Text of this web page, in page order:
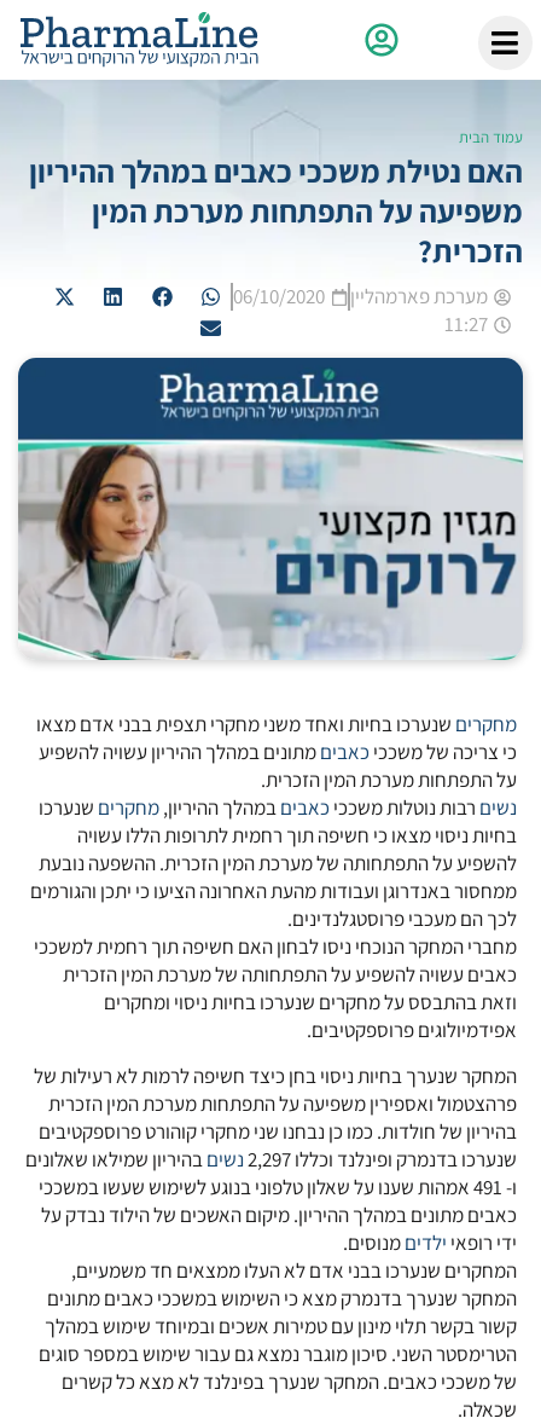
עמוד הבית
האם נטילת משככי כאבים במהלך ההיריון
משפיעה על התפתחות מערכת המין
הזכרית?
מערכת פארמהליין
06/10/2020
11:27
מחקרים שנערכו בחיות ואחד משני מחקרי תצפית בבני אדם מצאו
כי צריכה של משככי כאביםמתונים במהלך ההיריון עשויה להשפיע
על התפתחות מערכת המין הזכרית.
נשים רבות נוטלות משככי כאביםבמהלך ההיריון,מחקרים שנערכו
בחיות ניסוי מצאו כי חשיפה תוך רחמית לתרופות הללו עשויה
להשפיע על התפתחותה של מערכת המין הזכרית. ההשפעה נובעת
ממחסור באנדרוגן ועבודות מהעת האחרונה הציעו כי יתכן והגורמים
לכך הם מעכבי פרוסטגלנדינים.
מחברי המחקר הנוכחי ניסו לבחון האם חשיפה תוך רחמית למשככי
כאבים עשויה להשפיע על התפתחותה של מערכת המין הזכרית
וזאת בהתבסס על מחקרים שנערכו בחיות ניסוי ומחקרים
אפידמיולוגים פרוספקטיבים.
המחקר שנערך בחיות ניסוי בחן כיצד חשיפה לרמות לא רעילות של
פרהצטמול ואספירין משפיעה על התפתחות מערכת המין הזכרית
בהיריון של חולדות. כמו כן נבחנו שני מחקרי קוהורט פרוספקטיבים
שנערכו בדנמרק ופינלנד וכללו 2,297
נשיםבהיריון שמילאו שאלונים
ו- 491 אמהות שענו על שאלון טלפוני בנוגע לשימוש שעשו במשככי
כאבים מתונים במהלך ההיריון. מיקום האשכים של הילוד נבדק על
ידי רופאי ילדיםמנוסים.
המחקרים שנערכו בבני אדם לא העלו ממצאים חד משמעיים,
המחקר שנערך בדנמרק מצא כי השימוש במשככי כאבים מתונים
קשור בקשר תלוי מינון עם טמירות אשכים ובמיוחד שימוש במהלך
הטרימסטר השני. סיכון מוגבר נמצא גם עבור שימוש במספר סוגים
של משככי כאבים. המחקר שנערך בפינלנד לא מצא כל קשרים
שכאלה.